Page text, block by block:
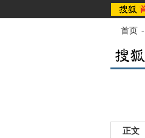
首页 -
正文